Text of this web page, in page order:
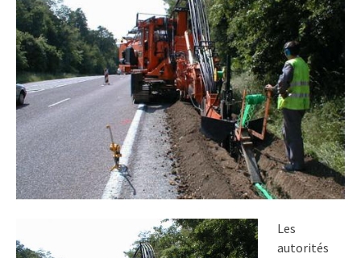
Les
autorités